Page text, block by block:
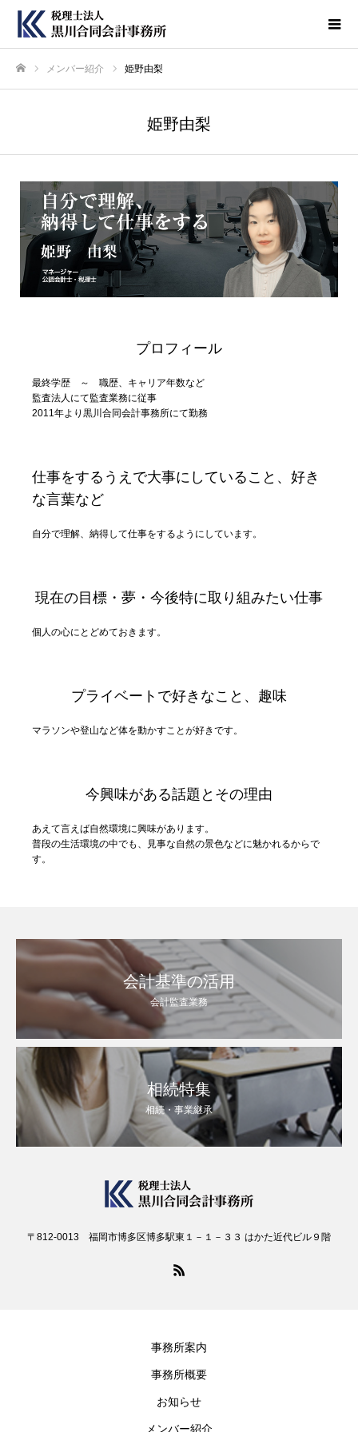
メンバー紹介 姫野由梨
姫野由梨
プロフィール
最終学歴 ～ 職歴、キャリア年数など
監査法人にて監査業務に従事
2011年より黒川合同会計事務所にて勤務
仕事をするうえで大事にしていること、好き
な言葉など
自分で理解、納得して仕事をするようにしています。
現在の目標・夢・今後特に取り組みたい仕事
個人の心にとどめておきます。
プライベートで好きなこと、趣味
マラソンや登山など体を動かすことが好きです。
今興味がある話題とその理由
あえて言えば自然環境に興味があります。
普段の生活環境の中でも、見事な自然の景色などに魅かれるからで
す。
会計基準の活用
会計監査業務
相続特集
相続・事業継承
〒812-0013 福岡市博多区博多駅東１－１－３３ はかた近代ビル９階
事務所案内
事務所概要
お知らせ
メンバー紹介